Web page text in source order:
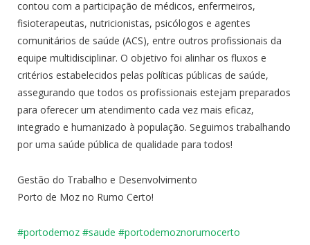
contou com a participação de médicos, enfermeiros,
fisioterapeutas, nutricionistas, psicólogos e agentes
comunitários de saúde (ACS), entre outros profissionais da
equipe multidisciplinar. O objetivo foi alinhar os fluxos e
critérios estabelecidos pelas políticas públicas de saúde,
assegurando que todos os profissionais estejam preparados
para oferecer um atendimento cada vez mais eficaz,
integrado e humanizado à população. Seguimos trabalhando
por uma saúde pública de qualidade para todos!
Gestão do Trabalho e Desenvolvimento
Porto de Moz no Rumo Certo!
#portodemoz #saude #portodemoznorumocerto